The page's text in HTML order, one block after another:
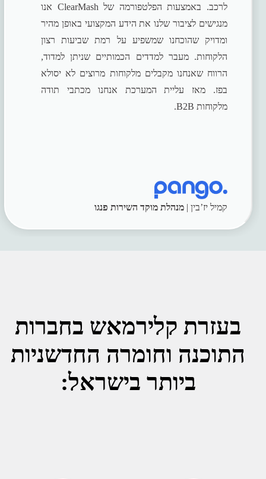
לרכב. באמצעות הפלטפורמה של ClearMash אנו
מנגישים לציבור שלנו את הידע המקצועי באופן מהיר
ומדויק שהוכחנו שמשפיע על רמת שביעות רצון
הלקוחות. מעבר למדדים הכמותיים שניתן למדוד,
הרווח שאנחנו מקבלים מלקוחות מרוצים לא יסולא
בפז. מאז עליית המערכת אנחנו מכתבי תודה
מלקוחות B2B.
קמיל יז’בין |מנהלת מוקד השירות פנגו
בעזרת קלירמאש בחברות
התוכנה וחומרה החדשניות
ביותר בישראל: